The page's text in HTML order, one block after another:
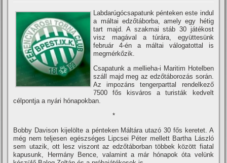
Labdarúgócsapatunk pénteken este indul
a máltai edzőtáborba, amely egy hétig
tart majd. A szakmai stáb 30 játékost
visz magával a túrára, együttesünk
február 4-én a máltai válogatottal is
megmérkőzik.
Csapatunk a mellieha-i Maritim Hotelben
száll majd meg az edzőtáborozás során.
Az impozáns tengerparttal rendelkező
7500 fős kisváros a turisták kedvelt
célpontja a nyári hónapokban.
*
Bobby Davison kijelölte a pénteken Máltára utazó 30 fős keretet. A
még nem teljesen egészséges Lipcsei Péter mellett Bartha László
sem utazik, ott lesz viszont az edzőtáborban többek között fiatal
kapusunk, Hermány Bence, valamint a már hónapok óta velünk